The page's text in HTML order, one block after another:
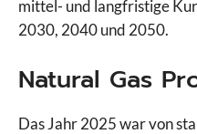
mittel- und langfristige
2030, 2040 und 2050.
Natural Gas
Das Jahr 2025 war von